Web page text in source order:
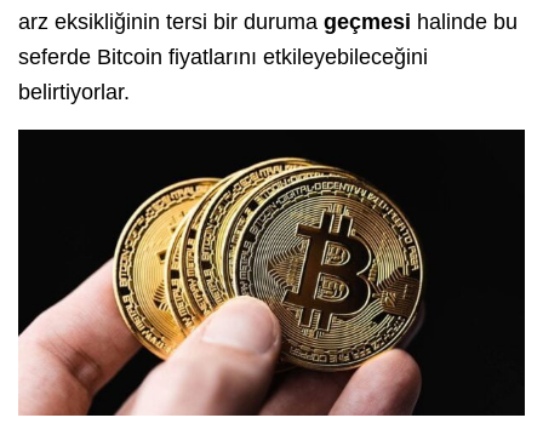
arz eksikliğinin tersi bir duruma geçmesi halinde bu
seferde Bitcoin fiyatlarını etkileyebileceğini
belirtiyorlar.